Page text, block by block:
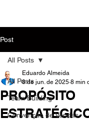
Post
All Posts
Team Building
Convenção de Vendas
All Posts
PROPÓSITO
Eduardo Almeida
8 de jun. de 2025 8 min